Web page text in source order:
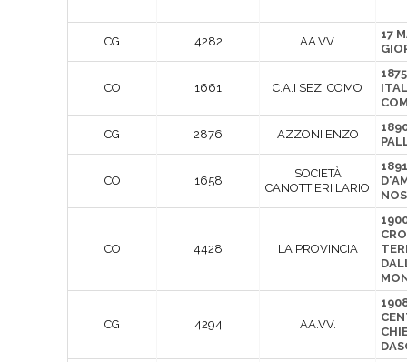
CG 4282 AA.VV.
17
CO 1661 C.A.I SEZ. COMO
CG 2876 AZZONI ENZO
CO 1658
SOCIETÀ
CANOTTIERI LARIO
CO 4428 LA PROVINCIA
CG 4294 AA.VV.